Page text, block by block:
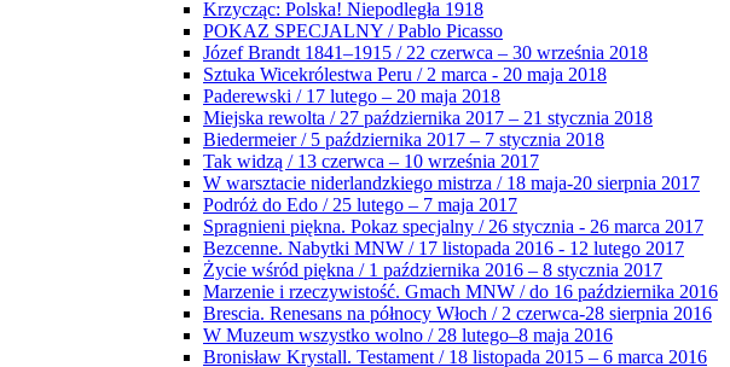
Krzycząc: Polska! Niepodległa 1918
POKAZ SPECJALNY / Pablo Picasso
Józef Brandt 1841–1915 / 22 czerwca – 30 września 2018
Sztuka Wicekrólestwa Peru / 2 marca - 20 maja 2018
Paderewski / 17 lutego – 20 maja 2018
Miejska rewolta / 27 października 2017 – 21 stycznia 2018
Biedermeier / 5 października 2017 – 7 stycznia 2018
Tak widzą / 13 czerwca – 10 września 2017
W warsztacie niderlandzkiego mistrza / 18 maja-20 sierpnia 2017
Podróż do Edo / 25 lutego – 7 maja 2017
Spragnieni piękna. Pokaz specjalny / 26 stycznia - 26 marca 2017
Bezcenne. Nabytki MNW / 17 listopada 2016 - 12 lutego 2017
Życie wśród piękna / 1 października 2016 – 8 stycznia 2017
Marzenie i rzeczywistość. Gmach MNW / do 16 października 2016
Brescia. Renesans na północy Włoch / 2 czerwca-28 sierpnia 2016
W Muzeum wszystko wolno / 28 lutego–8 maja 2016
Bronisław Krystall. Testament / 18 listopada 2015 – 6 marca 2016